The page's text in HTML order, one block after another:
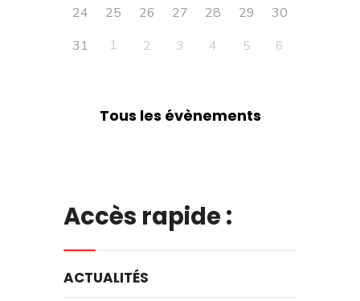
24
25 26 27 28 29
30
31
1 2 3 4 5 6
Tous les évènements
Accès rapide :
ACTUALITÉS